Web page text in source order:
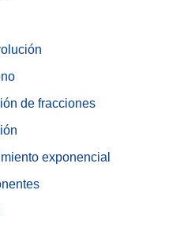
de fracciones
exponencial